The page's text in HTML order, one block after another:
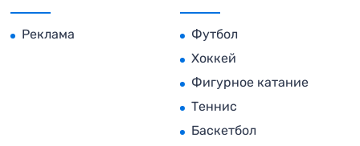
Реклама
Футбол
Хоккей
Фигурное катание
Теннис
Баскетбол